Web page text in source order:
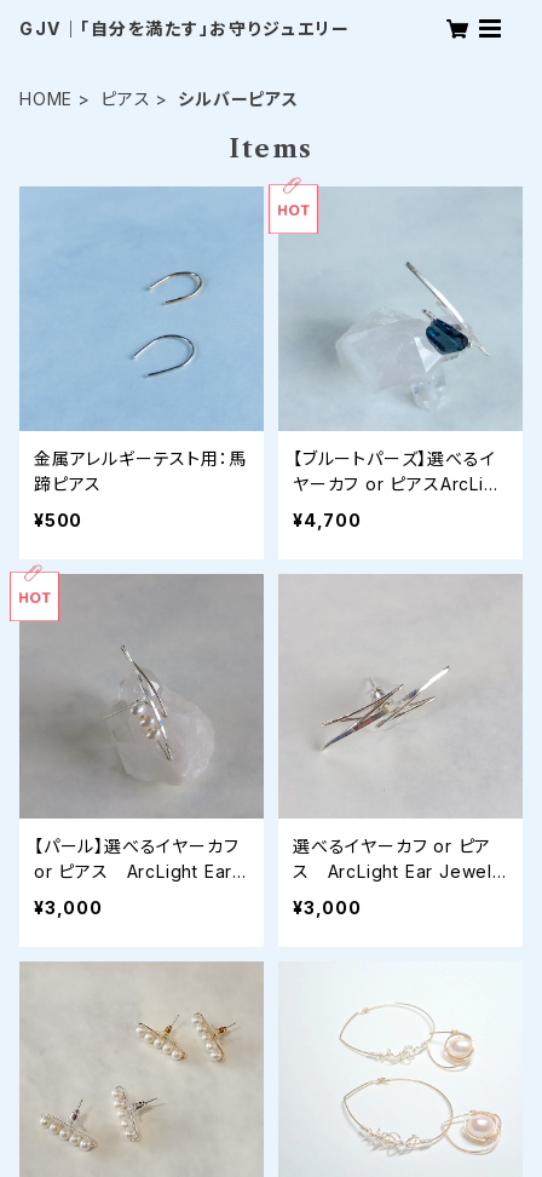
GJV｜「自分を満たす」お守りジュエリー
HOME ピアス シルバーピアス
Items
金属アレルギーテスト用：馬
蹄ピアス
¥500
【ブルートパーズ】選べるイ
ヤーカフ or ピアスArcLigh
t Ear Jewelry
¥4,700
【パール】選べるイヤーカフ
or ピアス ArcLight Ear J
ewelry
¥3,000
選べるイヤーカフ or ピア
ス ArcLight Ear Jewelr
y
¥3,000